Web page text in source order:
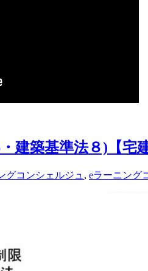
建築基準法８)【宅
グコンシェルジュ , eラーニング